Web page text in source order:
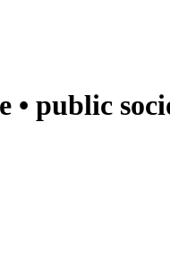
• public